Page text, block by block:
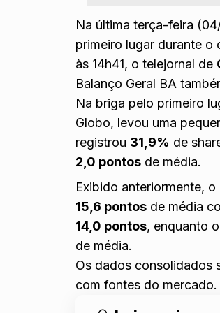
Na última terça-feira
primeiro lugar durante o
às 14h41, o telejornal de
Balanço Geral BA
Na briga pelo primeiro
Globo, levou uma
registrou 31,9% de
2,0 pontos de média.
Exibido anteriormente, o
15,6 pontos de média
14,0 pontos, enquanto
de média.
Os dados consolidados
com fontes do mercado.